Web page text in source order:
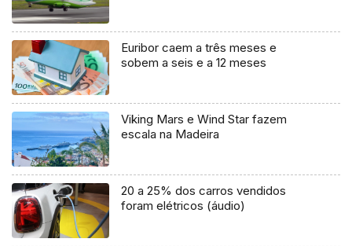
Euribor caem a três meses e
sobem a seis e a 12 meses
Viking Mars e Wind Star fazem
escala na Madeira
20 a 25% dos carros vendidos
foram elétricos (áudio)